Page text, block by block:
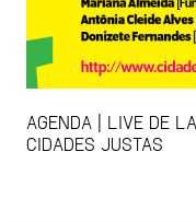
AGENDA | LIVE DE
CIDADES JUSTAS